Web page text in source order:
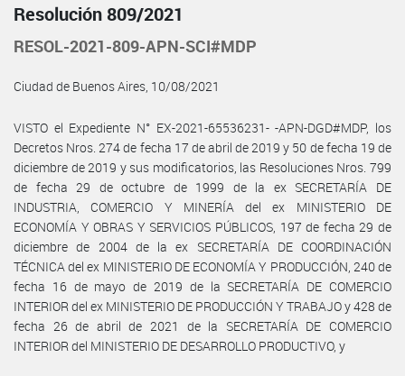
Resolución 809/2021
RESOL-2021-809-APN-SCI#MDP
Ciudad de Buenos Aires, 10/08/2021
VISTO el Expediente N° EX-2021-65536231- -APN-DGD#MDP, los
Decretos Nros. 274 de fecha 17 de abril de 2019 y 50 de fecha 19 de
diciembre de 2019 y sus modificatorios, las Resoluciones Nros. 799
de fecha 29 de octubre de 1999 de la ex SECRETARÍA DE
INDUSTRIA, COMERCIO Y MINERÍA del ex MINISTERIO DE
ECONOMÍA Y OBRAS Y SERVICIOS PÚBLICOS, 197 de fecha 29 de
diciembre de 2004 de la ex SECRETARÍA DE COORDINACIÓN
TÉCNICA del ex MINISTERIO DE ECONOMÍA Y PRODUCCIÓN, 240 de
fecha 16 de mayo de 2019 de la SECRETARÍA DE COMERCIO
INTERIOR del ex MINISTERIO DE PRODUCCIÓN Y TRABAJO y 428 de
fecha 26 de abril de 2021 de la SECRETARÍA DE COMERCIO
INTERIOR del MINISTERIO DE DESARROLLO PRODUCTIVO, y